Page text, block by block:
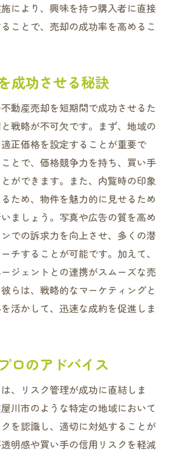
により、興味を持つ購入者に直接
ことで、売却の成功率を高めるこ
成功させる秘訣
動産売却を短期間で成功させるた
戦略が不可欠です。まず、地域の
正価格を設定することが重要で
とで、価格競争力を持ち、買い手
ができます。また、内覧時の印象
ため、物件を魅力的に見せるため
ましょう。写真や広告の質を高め
での訴求力を向上させ、多くの潜
チすることが可能です。加えて、
ジェントとの連携がスムーズな売
らは、戦略的なマーケティングと
活かして、迅速な成約を促進しま
ロのアドバイス
、リスク管理が成功に直結しま
川市のような特定の地域において
を認識し、適切に対処することが
明感や買い手の信用リスクを軽減